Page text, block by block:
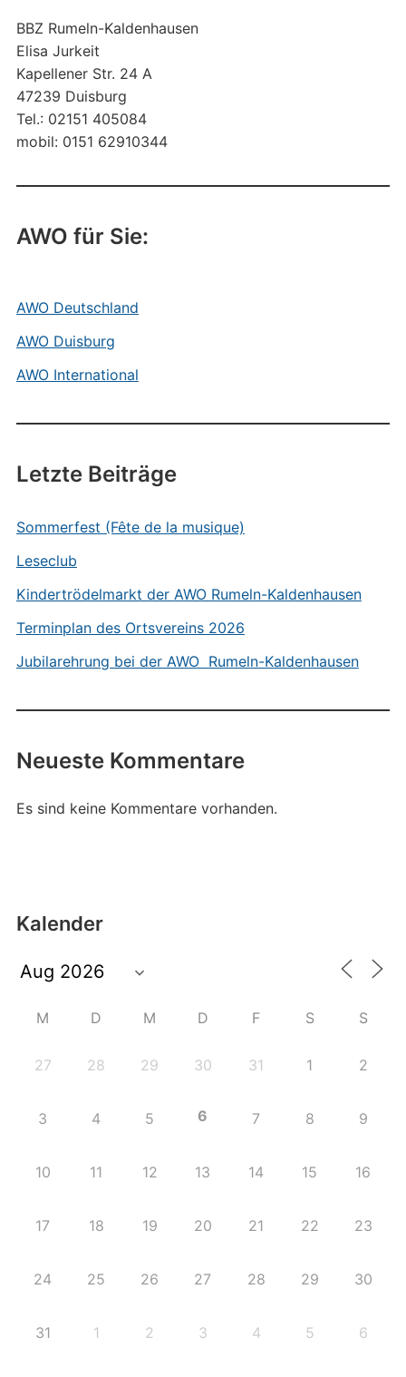
BBZ Rumeln-Kaldenhausen
Elisa Jurkeit
Kapellener Str. 24 A
47239 Duisburg
Tel.: 02151 405084
mobil: 0151 62910344
AWO für Sie:
AWO Deutschland
AWO Duisburg
AWO International
Letzte Beiträge
Sommerfest (Fête de la musique)
Leseclub
Kindertrödelmarkt der AWO Rumeln-Kaldenhausen
Terminplan des Ortsvereins 2026
Jubilarehrung bei der AWO Rumeln-Kaldenhausen
Neueste Kommentare
Es sind keine Kommentare vorhanden.
Kalender
M D M D F S S
27 28 29 30 31 1 2
3 4 5 6 7 8 9
10 11 12 13 14 15 16
17 18 19 20 21 22 23
24 25 26 27 28 29 30
31 1 2 3 4 5 6